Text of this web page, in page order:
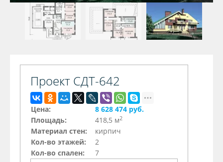
Проект СДТ-642
Цена:
8 628 474 руб.
Площадь:
418,5 м2
Материал стен:
кирпич
Кол-во этажей:
2
Кол-во спален:
7